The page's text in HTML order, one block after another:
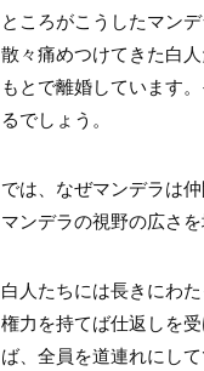
ところがこうしたマン
散々痛めつけてきた白
もとで離婚しています
るでしょう。
では、なぜマンデラは
マンデラの視野の広さ
白人たちには長きにわ
権力を持てば仕返しを
ば、全員を道連れにし